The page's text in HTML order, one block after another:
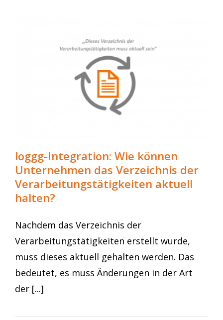
loggg-Integration: Wie können
Unternehmen das Verzeichnis der
Verarbeitungstätigkeiten aktuell
halten?
Nachdem das Verzeichnis der
Verarbeitungstätigkeiten erstellt wurde,
muss dieses aktuell gehalten werden. Das
bedeutet, es muss Änderungen in der Art
der [...]